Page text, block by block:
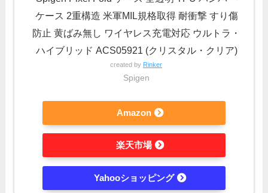
ケース 2重構造 米軍MIL規格取得 耐衝撃 すり傷
防止 黄ばみ無し ワイヤレス充電対応 ウルトラ・
ハイブリッド ACS05921 (クリスタル・クリア)
created by Rinker
Spigen
Amazon
楽天市場
Yahooショッピング